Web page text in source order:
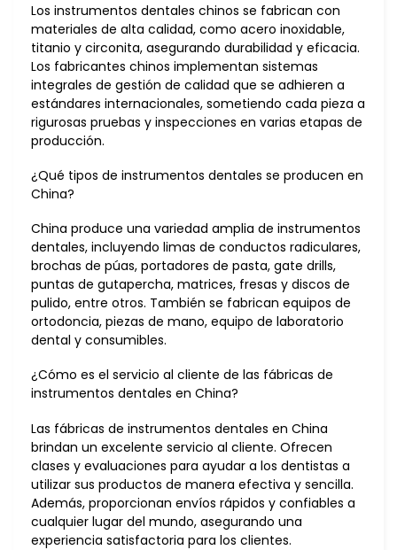
Los instrumentos dentales chinos se fabrican con
materiales de alta calidad, como acero inoxidable,
titanio y circonita, asegurando durabilidad y eficacia.
Los fabricantes chinos implementan sistemas
integrales de gestión de calidad que se adhieren a
estándares internacionales, sometiendo cada pieza a
rigurosas pruebas y inspecciones en varias etapas de
producción.
¿Qué tipos de instrumentos dentales se producen en
China?
China produce una variedad amplia de instrumentos
dentales, incluyendo limas de conductos radiculares,
brochas de púas, portadores de pasta, gate drills,
puntas de gutapercha, matrices, fresas y discos de
pulido, entre otros. También se fabrican equipos de
ortodoncia, piezas de mano, equipo de laboratorio
dental y consumibles.
¿Cómo es el servicio al cliente de las fábricas de
instrumentos dentales en China?
Las fábricas de instrumentos dentales en China
brindan un excelente servicio al cliente. Ofrecen
clases y evaluaciones para ayudar a los dentistas a
utilizar sus productos de manera efectiva y sencilla.
Además, proporcionan envíos rápidos y confiables a
cualquier lugar del mundo, asegurando una
experiencia satisfactoria para los clientes.